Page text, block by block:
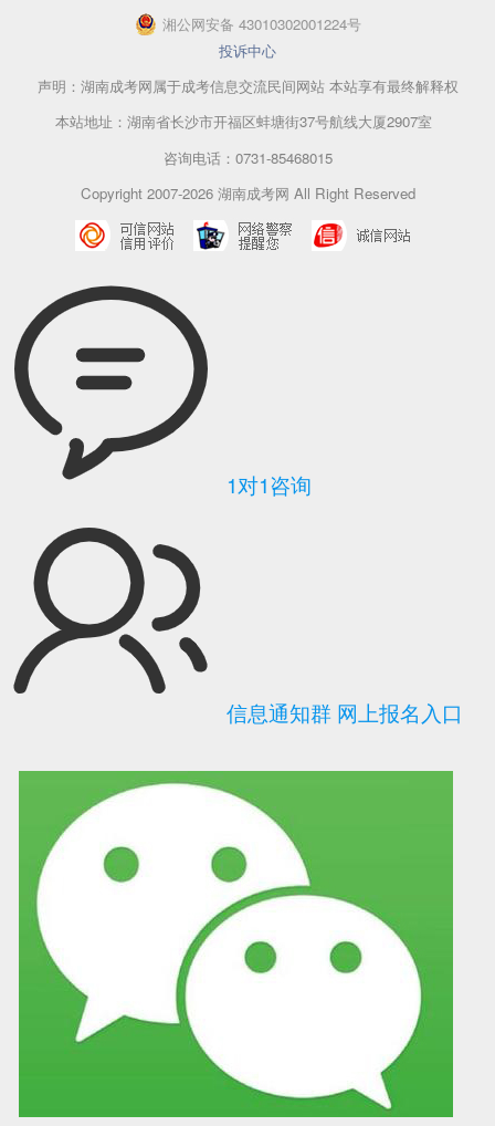
湘公网安备 43010302001224号
投诉中心
声明：湖南成考网属于成考信息交流民间网站 本站享有最终解释权
本站地址：湖南省长沙市开福区蚌塘街37号航线大厦2907室
咨询电话：0731-85468015
Copyright 2007-2026 湖南成考网 All Right Reserved
可信网站信用评 网络警察提醒你 诚信网站
1对1咨询
信息通知群 网上报名入口